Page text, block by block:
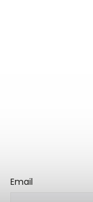
Email